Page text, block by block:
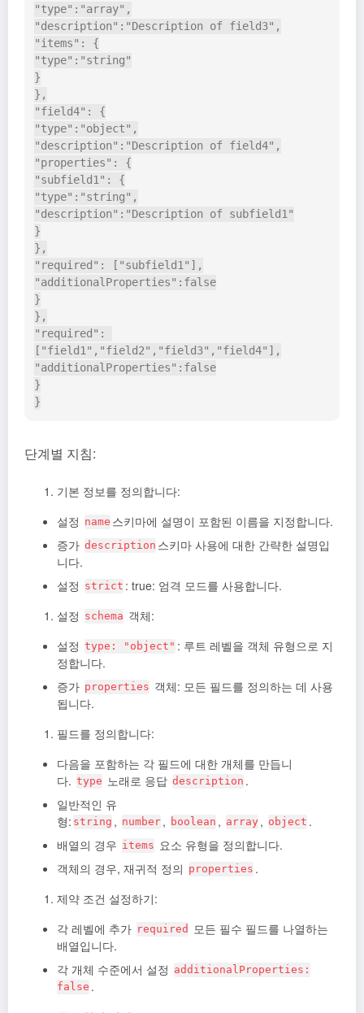
"type":"array",
"description":"Description of field3",
"items": {
"type":"string"
}
},
"field4": {
"type":"object",
"description":"Description of field4",
"properties": {
"subfield1": {
"type":"string",
"description":"Description of subfield1"
}
},
"required": ["subfield1"],
"additionalProperties":false
}
},
"required":
["field1","field2","field3","field4"],
"additionalProperties":false
}
단계별 지침:
기본 정보를 정의합니다:
설정 name 스키마에 설명이 포함된 이름을 지정합니다.
증가 description 스키마 사용에 대한 간략한 설명입
니다.
설정 strict : true: 엄격 모드를 사용합니다.
설정 schema 객체:
설정 type: "object" : 루트 레벨을 객체 유형으로 지
정합니다.
증가 properties 객체: 모든 필드를 정의하는 데 사용
됩니다.
필드를 정의합니다:
다음을 포함하는 각 필드에 대한 개체를 만듭니
다. type 노래로 응답 description .
일반적인 유
형: string , number , boolean , array , object .
배열의 경우 items 요소 유형을 정의합니다.
객체의 경우, 재귀적 정의 properties .
제약 조건 설정하기:
각 레벨에 추가 required 모든 필수 필드를 나열하는
배열입니다.
각 개체 수준에서 설정 additionalProperties:
false .